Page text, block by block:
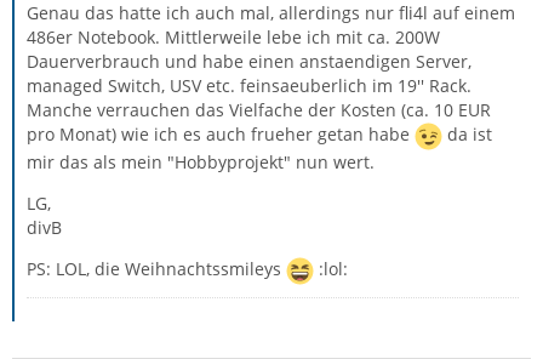
Genau das hatte ich auch mal, allerdings nur fli4l auf einem
486er Notebook. Mittlerweile lebe ich mit ca. 200W
Dauerverbrauch und habe einen anstaendigen Server,
managed Switch, USV etc. feinsaeuberlich im 19'' Rack.
Manche verrauchen das Vielfache der Kosten (ca. 10 EUR
pro Monat) wie ich es auch frueher getan habe
da ist
mir das als mein "Hobbyprojekt" nun wert.
LG,
divB
PS: LOL, die Weihnachtssmileys
:lol: